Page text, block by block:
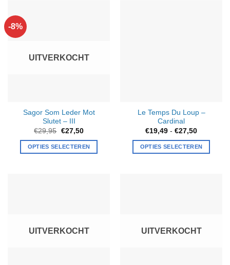
productpagina
-8%
UITVERKOCHT
Sagor Som Leder Mot
Slutet – III
€29,95 Oorspronkelijke
was:
€29,95.
€27,50Huidige
is:
€27,50.
OPTIES SELECTEREN
Le Temps Du Loup –
Cardinal
€19,49 - €27,50
tot
€27,50
OPTIES SELECTEREN
kan
UITVERKOCHT UITVERKOCHT